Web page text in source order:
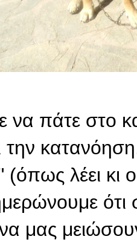
πάτε στο
την
(όπως λέει
μας